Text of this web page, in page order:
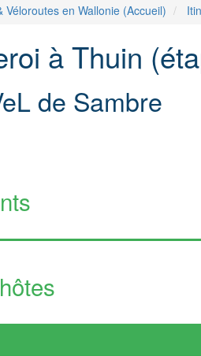
Véloroutes en Wallonie (Accueil)
à Thuin
de Sambre